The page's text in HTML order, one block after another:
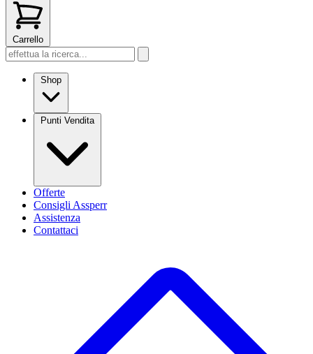
Carrello
Shop
Punti Vendita
Offerte
Consigli Assperr
Assistenza
Contattaci